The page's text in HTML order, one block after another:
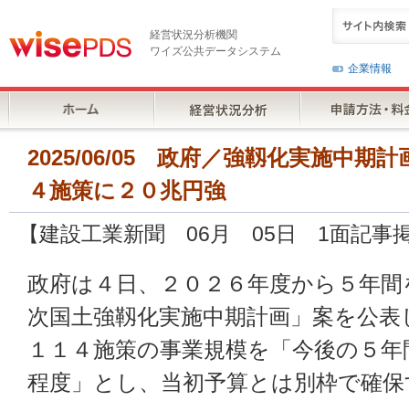
経営状況分析機関
ワイズ公共データシステム
企業情報
2025/06/05 政府／強靱化実施中期計
４施策に２０兆円強
【建設工業新聞 06月 05日 1面記事
政府は４日、２０２６年度から５年
次国土強靱化実施中期計画」案を公
１１４施策の事業規模を「今後の５
程度」とし、当初予算とは別枠で確